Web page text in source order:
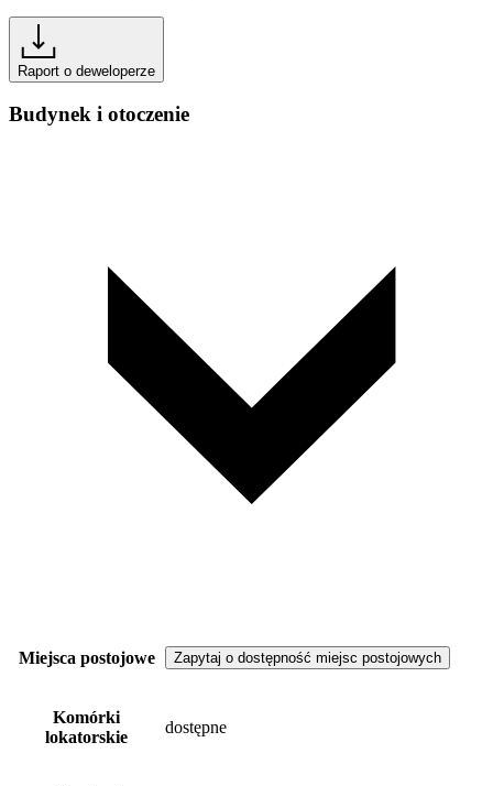
Raport o deweloperze
Budynek i otoczenie
Miejsca postojowe Zapytaj o dostępność miejsc postojowych
Komórki
lokatorskie
dostępne